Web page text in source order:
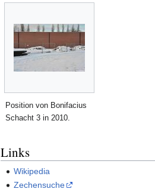
Position von Bonifacius
Schacht 3 in 2010.
Links
Wikipedia
Zechensuche